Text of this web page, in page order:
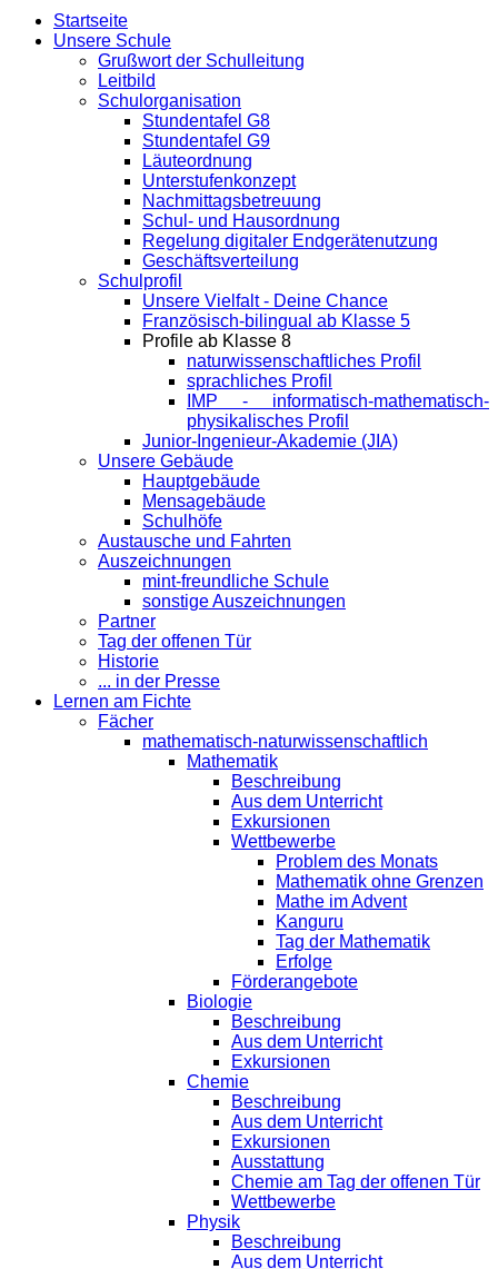
Startseite
Unsere Schule
Grußwort der Schulleitung
Leitbild
Schulorganisation
Stundentafel G8
Stundentafel G9
Läuteordnung
Unterstufenkonzept
Nachmittagsbetreuung
Schul- und Hausordnung
Regelung digitaler Endgeräte­nutzung
Geschäftsverteilung
Schulprofil
Unsere Vielfalt - Deine Chance
Französisch-bilingual ab Klasse 5
Profile ab Klasse 8
naturwissenschaftliches Profil
sprachliches Profil
IMP - informatisch-mathematisch-
physikalisches Profil
Junior-Ingenieur-Akademie (JIA)
Unsere Gebäude
Hauptgebäude
Mensagebäude
Schulhöfe
Austausche und Fahrten
Auszeichnungen
mint-freundliche Schule
sonstige Auszeichnungen
Partner
Tag der offenen Tür
Historie
... in der Presse
Lernen am Fichte
Fächer
mathematisch-naturwissenschaftlich
Mathematik
Beschreibung
Aus dem Unterricht
Exkursionen
Wettbewerbe
Problem des Monats
Mathematik ohne Grenzen
Mathe im Advent
Kanguru
Tag der Mathematik
Erfolge
Förderangebote
Biologie
Beschreibung
Aus dem Unterricht
Exkursionen
Chemie
Beschreibung
Aus dem Unterricht
Exkursionen
Ausstattung
Chemie am Tag der offenen Tür
Wettbewerbe
Physik
Beschreibung
Aus dem Unterricht